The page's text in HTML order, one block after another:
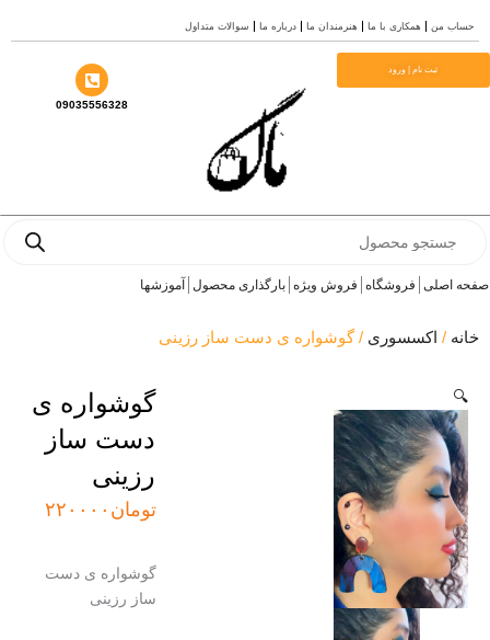
من همکاری با ما هنرمندان ما درباره ما سوالات متداول
ثبت نام | ورود
09035556328
فروشگاه فروش ویژه بارگذاری محصول آموزشها
/اکسسوری/ گوشواره ی دست ساز رزینی
گوشواره ی
دست ساز
رزینی
تومان۲۲۰۰۰۰
گوشواره ی دست
ساز رزینی